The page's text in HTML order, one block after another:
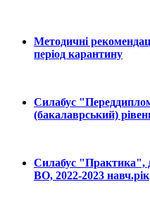
Методичні
період карантину
Силабус
(бакалаврський)
Силабус "Практика",
ВО, 2022-2023 навч.рік